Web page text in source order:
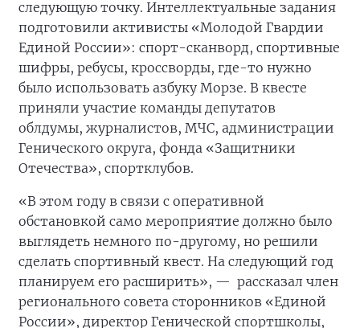
следующую точку. Интеллектуальные задания
подготовили активисты «Молодой Гвардии
Единой России»: спорт-сканворд, спортивные
шифры, ребусы, кроссворды, где-то нужно
было использовать азбуку Морзе. В квесте
приняли участие команды депутатов
облдумы, журналистов, МЧС, администрации
Генического округа, фонда «Защитники
Отечества», спортклубов.
«В этом году в связи с оперативной
обстановкой само мероприятие должно было
выглядеть немного по-другому, но решили
сделать спортивный квест. На следующий год
планируем его расширить», — рассказал член
регионального совета сторонников «Единой
России», директор Генической спортшколы,